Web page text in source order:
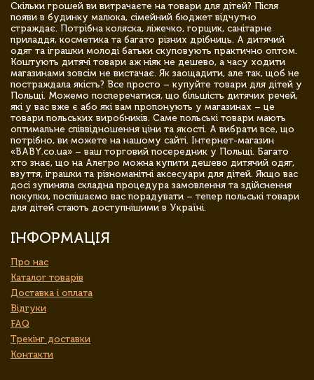
Скільки грошей ви витрачаєте на товари для дітей? Після
появи в будинку малюка, сімейний бюджет відчутно
страждає. Потрібна коляска, ліжечко, горщик, санітарне
приладдя, косметика та багато різних дрібниць. А дитячий
одяг та іграшки молоді батьки скуповують практично оптом.
Коштують дитячі товари аж ніяк не дешево, а часу ходити
магазинами зовсім не вистачає. Як заощадити, але так, щоб не
постраждала якість? Все просто – купуйте товари для дітей у
Польщі. Можемо посперечатися, що більшість дитячих речей,
які у вас вже є або які вам пропонують у магазинах – це
товари польських виробників. Саме польські товари мають
оптимальне співвідношення ціни та якості. А вибрати все, що
потрібно, ви можете на нашому сайті. Інтернет-магазин
«BABY.co.ua» – ваш торговий посередник у Польщі. Багато
хто знає, що на Алегро можна купити дешево дитячий одяг,
взуття, іграшки та різноманітні аксесуари для дітей. Якщо вас
досі зупиняла складна процедура замовлення та здійснення
покупки, поспішаємо вас порадувати – тепер польські товари
для дітей стають доступнішими в Україні.
ІНФОРМАЦІЯ
Про нас
Каталог товарів
Доставка і оплата
Відгуки
FAQ
Трекінг доставки
Контакти